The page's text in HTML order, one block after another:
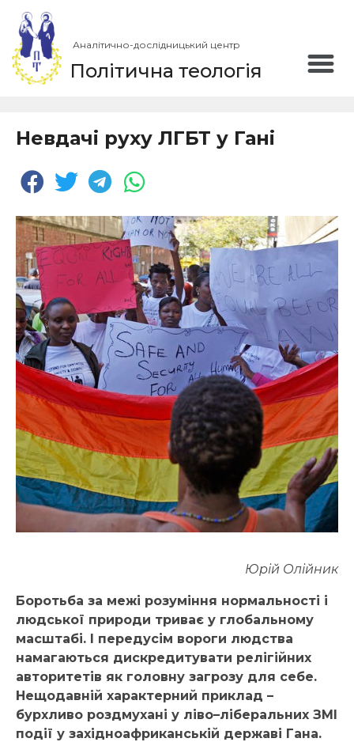
Аналітично-дослідницький центр
Політична теологія
Невдачі руху ЛГБТ у Гані
Юрій Олійник
Боротьба за межі розуміння нормальності і
людської природи триває у глобальному
масштабі. І передусім вороги людства
намагаються дискредитувати релігійних
авторитетів як головну загрозу для себе.
Нещодавній характерний приклад –
бурхливо роздмухані у ліво–ліберальних ЗМІ
події у західноафриканській державі Гана.